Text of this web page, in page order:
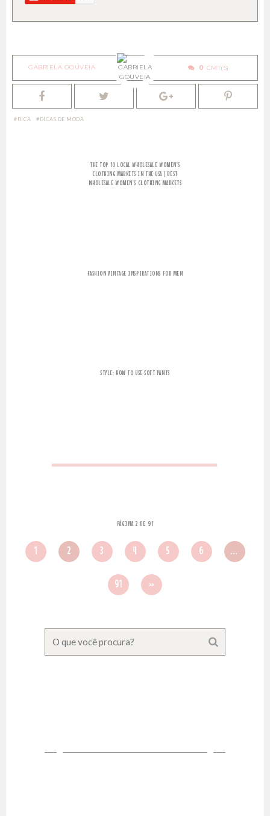
GABRIELA GOUVEIA 0
DICA DICAS DE MODA
THE TOP 10 LOCAL WHOLESALE WOMEN'S
CLOTHING MARKETS IN THE USA | BEST
WHOLESALE WOMEN’S CLOTHING MARKETS
FASHION VINTAGE INSPIRATIONS FOR MEN
STYLE: HOW TO USE SOFT PANTS
PÁGINA 2 DE 91
1 2 3 4 5 6 ...
91 ››